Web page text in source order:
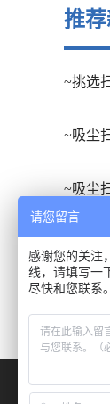
推荐
~挑选
~吸尘
~吸尘
~扫地
~洗地
请您留言
感谢您的关注
线，请填写一
尽快和您联系。